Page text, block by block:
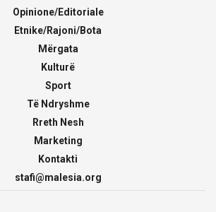
Opinione/Editoriale
Etnike/Rajoni/Bota
Mërgata
Kulturë
Sport
Të Ndryshme
Rreth Nesh
Marketing
Kontakti
stafi@malesia.org